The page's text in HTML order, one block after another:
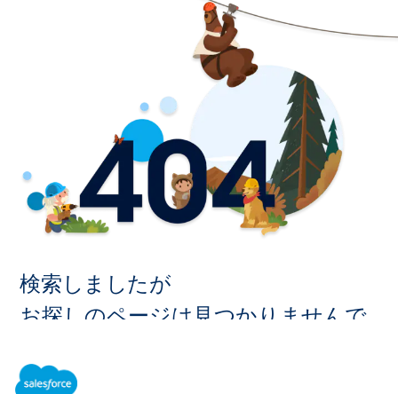
検索しましたが
お探しのページは見つかりませんで